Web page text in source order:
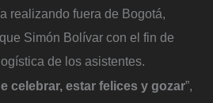
realizando fuera de Bogotá,
Simón Bolívar con el fin de
de los asistentes.
celebrar, estar felices y gozar”,